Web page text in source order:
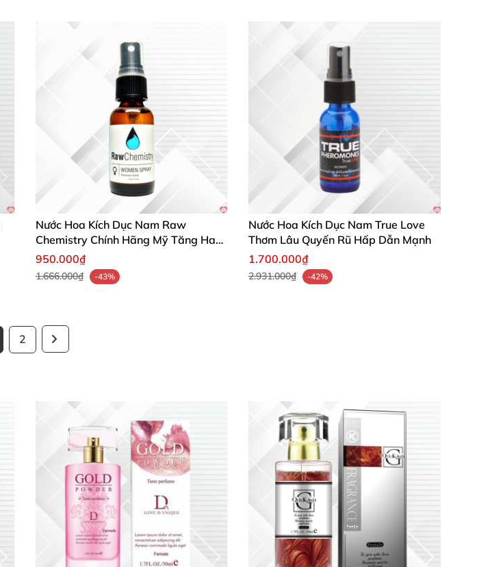
Nước Hoa Kích Dục Nam Raw
Chemistry Chính Hãng Mỹ Tăng Ham
Muốn
950.000₫
1.666.000₫ -43%
Nước Hoa Kích Dục Nam True Love
Thơm Lâu Quyến Rũ Hấp Dẫn Mạnh
1.700.000₫
2.931.000₫ -42%
2